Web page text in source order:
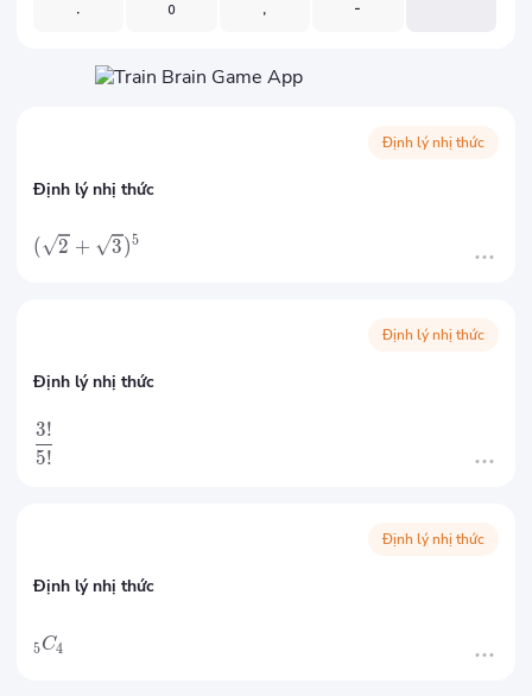
Định lý nhị thức
Định lý nhị thức
( 2 + 3 )5
Định lý nhị thức
Định lý nhị thức
5!
3!
Định lý nhị thức
Định lý nhị thức
5C4